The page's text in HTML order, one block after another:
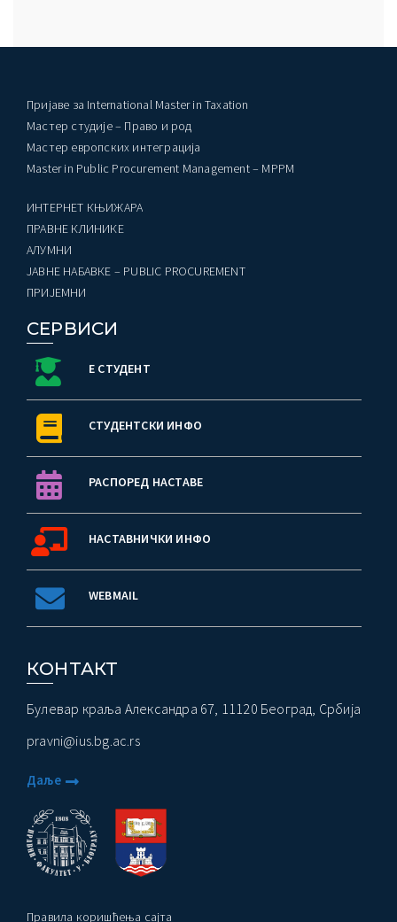
Пријаве за International Master in Taxation
Мастер студије – Право и род
Мастер европских интеграција
Master in Public Procurement Management – MPPM
ИНТЕРНЕТ КЊИЖАРА
ПРАВНЕ КЛИНИКЕ
AЛУМНИ
ЈАВНЕ НАБАВКЕ – PUBLIC PROCUREMENT
ПРИЈЕМНИ
СЕРВИСИ
Е СТУДЕНТ
СТУДЕНТСКИ ИНФО
РАСПОРЕД НАСТАВЕ
НАСТАВНИЧКИ ИНФО
WEBMAIL
КОНТАКТ
Булевар краља Александра 67, 11120 Београд, Србија
pravni@ius.bg.ac.rs
Даље
Правила коришћења сајта